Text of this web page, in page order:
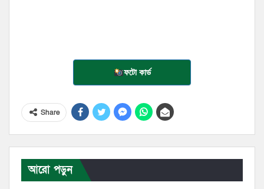
ফটো কার্ড
Share
আরো পড়ুন